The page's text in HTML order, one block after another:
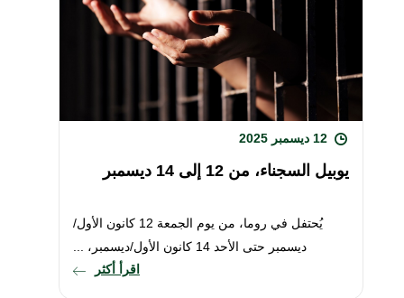
يوبيل السجناء، من 12 إلى 14 ديسمبر
يُحتفل في روما، من يوم الجمعة 12 كانون الأول/
ديسمبر حتى الأحد 14 كانون الأول/ديسمبر، ...
اقرأ أكثر